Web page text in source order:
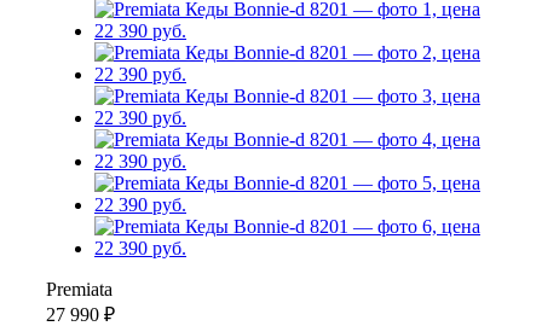
Premiata
27 990 ₽